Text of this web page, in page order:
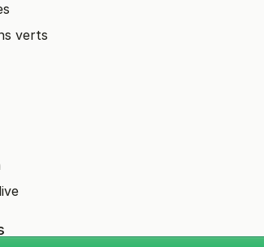
verts